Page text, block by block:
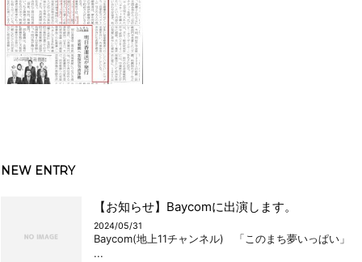
NEW ENTRY
【お知らせ】Baycomに出演します。
2024/05/31
Baycom(地上11チャンネル) 「このまち夢いっぱい」
...